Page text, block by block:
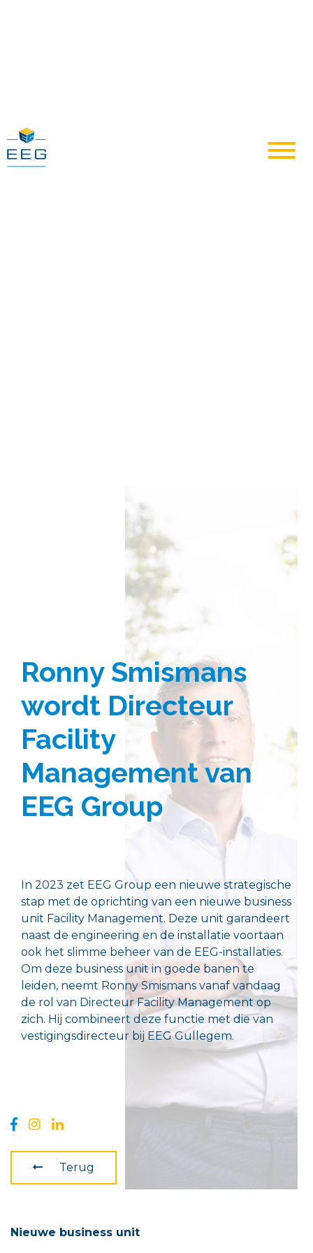
Ronny Smismans
wordt Directeur
Facility
Management van
EEG Group
In 2023 zet EEG Group een nieuwe strategische
stap met de oprichting van een nieuwe business
unit Facility Management. Deze unit garandeert
naast de engineering en de installatie voortaan
ook het slimme beheer van de EEG-installaties.
Om deze business unit in goede banen te
leiden, neemt Ronny Smismans vanaf vandaag
de rol van Directeur Facility Management op
zich. Hij combineert deze functie met die van
vestigingsdirecteur bij EEG Gullegem.
Terug
Nieuwe business unit